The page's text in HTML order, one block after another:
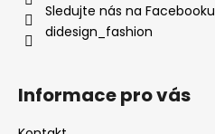
Sledujte nás na Facebooku
didesign_fashion
Informace pro vás